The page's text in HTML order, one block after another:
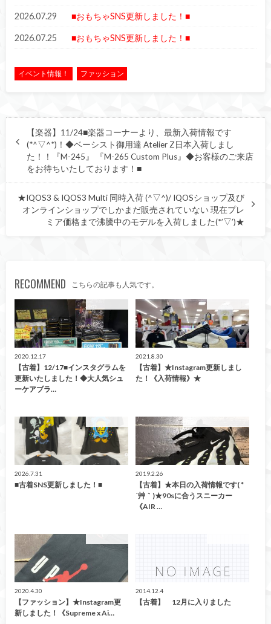
2026.07.29 ■おもちゃSNS更新しました！■
2026.07.25 ■おもちゃSNS更新しました！■
イベント情報！ ファッション
【楽器】11/24■楽器コーナーより、最新入荷情報です
(*^▽^*)！◆ベーシスト御用達 Atelier Z日本入荷しまし
た！！『M-245』 『M-265 Custom Plus』◆お客様のご来店
をお待ちいたしております！■
★IQOS3 & IQOS3 Multi 同時入荷 (^▽^)/ IQOSショップ及び
オンラインショップでしかまだ販売されていない 現在プレ
ミア価格まで沸騰中のモデルを入荷しました(*’▽’)★
RECOMMEND こちらの記事も人気です。
2020.12.17
【古着】12/17■インスタグラムを
更新いたしました！◆大人気シュ
ーケアブラ…
2021.8.30
【古着】★Instagram更新しまし
た！《入荷情報》★
2026.7.31
■古着SNS更新しました！■
2019.2.26
【古着】★本日の入荷情報です( *
´艸｀)★90sに合うスニーカー
《AIR …
2020.4.30
【ファッション】★Instagram更
新しました！《Supreme x Ai…
2014.12.4
【古着】 12月に入りました